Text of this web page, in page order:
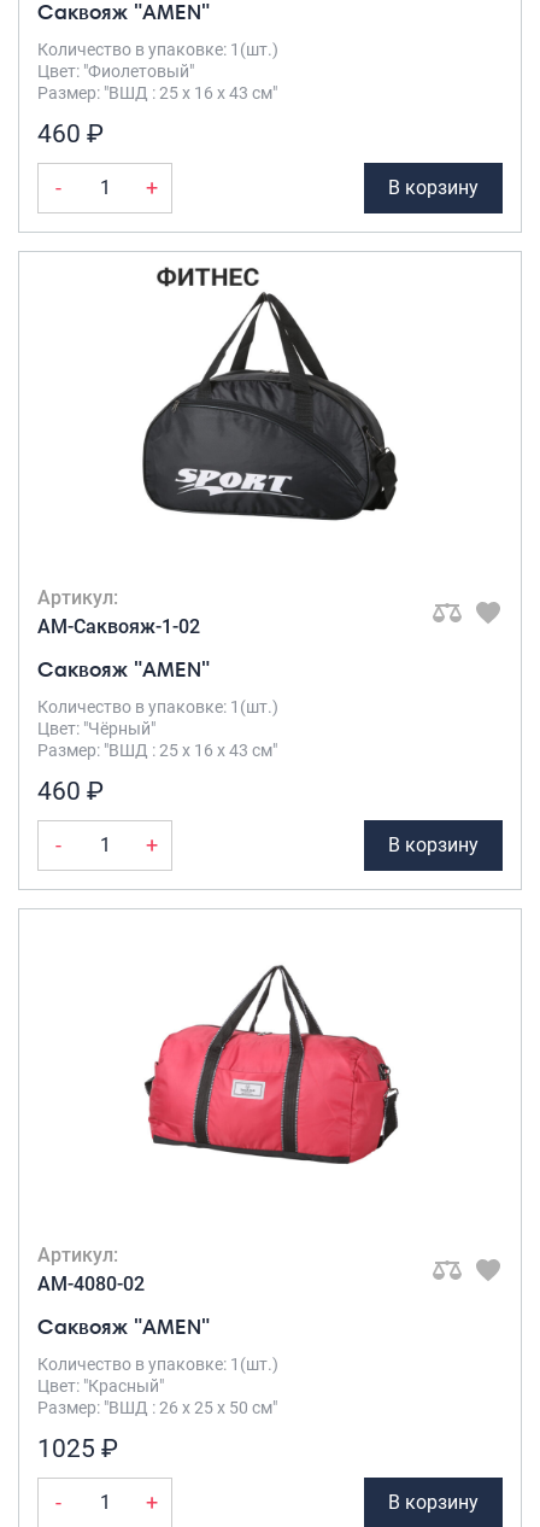
Саквояж "AMEN"
Количество в упаковке: 1(шт.)
Цвет: "Фиолетовый"
Размер: "ВШД : 25 х 16 х 43 см"
460 ₽
- + В корзину
Артикул:
AM-Саквояж-1-02
Саквояж "AMEN"
Количество в упаковке: 1(шт.)
Цвет: "Чёрный"
Размер: "ВШД : 25 х 16 х 43 см"
460 ₽
- + В корзину
Артикул:
AM-4080-02
Саквояж "AMEN"
Количество в упаковке: 1(шт.)
Цвет: "Красный"
Размер: "ВШД : 26 х 25 х 50 см"
1025 ₽
- + В корзину